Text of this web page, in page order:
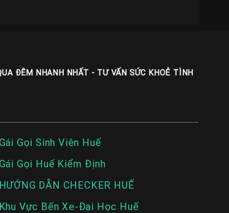
ĐÊM NHANH NHẤT - TƯ VẤN SỨC KHOẺ TÌNH
Gái Gọi Sinh Viên Huế
Gái Gọi Huế Kiểm Định
HƯỚNG DẪN CHECKER HUẾ
Khu Vực Bến Xe-Đại Học Huế